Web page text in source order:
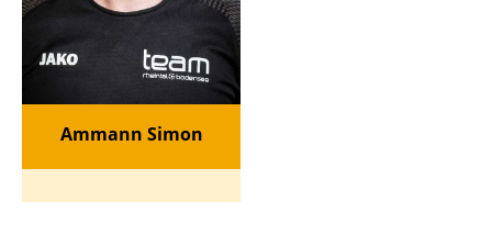
Ammann Simon